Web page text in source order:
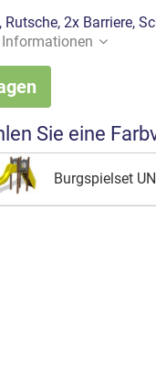
Rutsche, 2x Barriere,
Sie eine
Burgspielset